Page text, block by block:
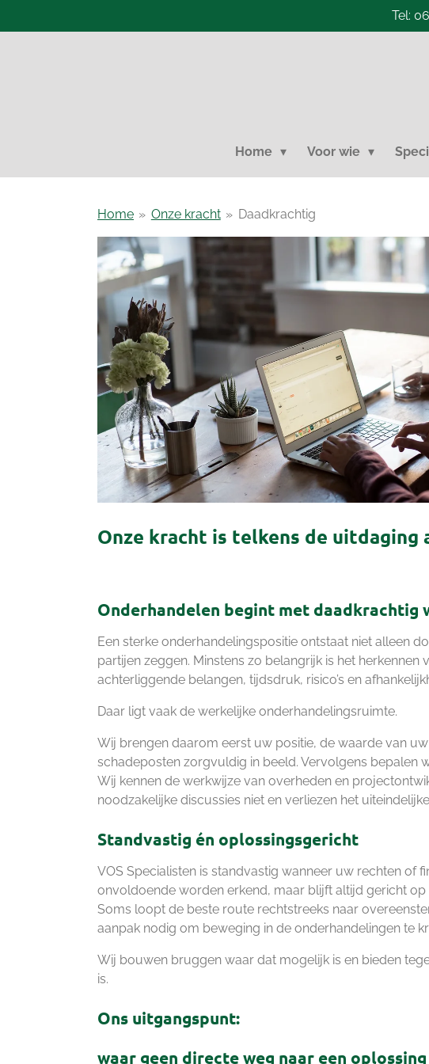
direct
Tel:
Home Voor wie
Home » Onze kracht » Daadkrachtig
Onze kracht is telkens de uitdaging
Onderhandelen begint met daadkrachtig
Een sterke onderhandelingspositie ontstaat niet alleen
partijen zeggen. Minstens zo belangrijk is het herkennen
achterliggende belangen, tijdsdruk, risico’s en
Daar ligt vaak de werkelijke onderhandelingsruimte.
Wij brengen daarom eerst uw positie, de waarde van
schadeposten zorgvuldig in beeld. Vervolgens bepalen
Wij kennen de werkwijze van overheden en
noodzakelijke discussies niet en verliezen het
Standvastig én oplossingsgericht
VOS Specialisten is standvastig wanneer uw rechten of
onvoldoende worden erkend, maar blijft altijd gericht
Soms loopt de beste route rechtstreeks naar
aanpak nodig om beweging in de onderhandelingen te
Wij bouwen bruggen waar dat mogelijk is en bieden
is.
Ons uitgangspunt:
waar geen directe weg naar een